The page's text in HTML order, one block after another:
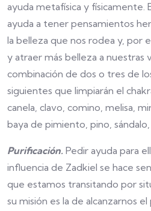
ayuda metafísica y físicamente.
ayuda a tener pensamientos
la belleza que nos rodea y, por
y atraer más belleza a nuestras
combinación de dos o tres de
siguientes que limpiarán el
canela, clavo, comino, melisa,
baya de pimiento, pino,
Purificación. Pedir ayuda para
influencia de Zadkiel se hace
que estamos transitando por
su misión es la de alcanzarnos